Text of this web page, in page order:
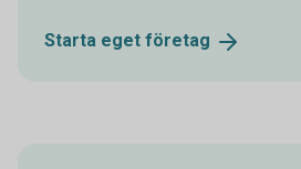
Starta eget företag